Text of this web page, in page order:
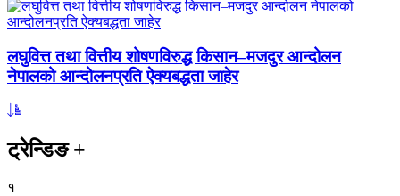
लघुवित्त तथा वित्तीय शोषणविरुद्ध किसान–मजदुर आन्दोलन
नेपालको आन्दोलनप्रति ऐक्यबद्धता जाहेर
ट्रेन्डिङ+
१